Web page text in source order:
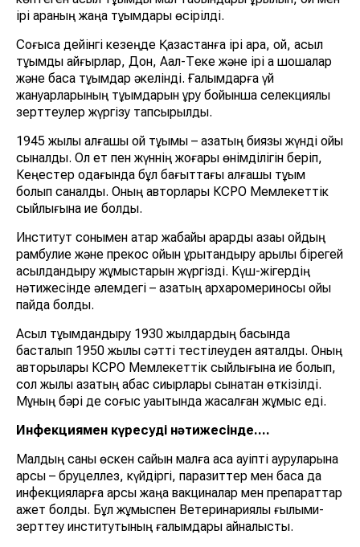
ірі қараның жаңа тұқымдары өсірілді.
Соғысқа дейінгі кезеңде Қазақстанға ірі қара, қой, асыл
тұқымды айғырлар, Дон, Ақал-Теке және ірі ақ шошқалар
және басқа тұқымдар әкелінді. Ғалымдарға үй
жануарларының тұқымдарын құру бойынша селекциялық
зерттеулер жүргізу тапсырылды.
1945 жылы алғашқы қой тұқымы – қазақтың биязы жүнді қойы
сыналды. Ол ет пен жүннің жоғары өнімділігін беріп,
Кеңестер одағында бұл бағыттағы алғашқы тұқым
болып саналды. Оның авторлары КСРО Мемлекеттік
сыйлығына ие болды.
Институт сонымен қатар жабайы арқарды қазақы қойдың
рамбулие және прекос қойын ұрықтандыру арқылы бірегей
асылдандыру жұмыстарын жүргізді. Күш-жігердің
нәтижесінде әлемдегі – қазақтың архаромериносы қойы
пайда болды.
Асыл тұқымдандыру 1930 жылдардың басында
басталып 1950 жылы сәтті тестілеуден аяқталды. Оның
авторылары КСРО Мемлекеттік сыйлығына ие болып,
сол жылы қазақтың ақбас сиырлары сынақтан өткізілді.
Мұның бәрі де соғыс уақытында жасалған жұмыс еді.
Инфекциямен күресудің нәтижесінде....
Малдың саны өскен сайын малға аса қауіпті ауруларына
қарсы – бруцеллез, күйдіргі, паразиттер мен басқа да
инфекцияларға қарсы жаңа вакциналар мен препараттар
қажет болды. Бұл жұмыспен Ветеринариялық ғылыми-
зерттеу институтының ғалымдары айналысты.